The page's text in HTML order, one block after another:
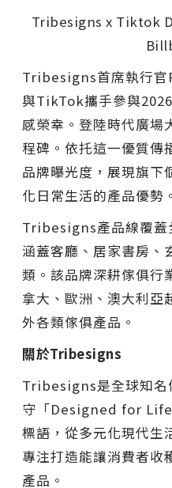
Tribesigns x Tiktok
Tribesigns首席執行官
與TikTok攜手參與
感榮幸。登陸時代廣場
程碑。依托這一優質傳
品牌曝光度，展現旗下
化日常生活的產品優勢。
Tribesigns產品線覆蓋
涵蓋客廳、居家書房、
類。該品牌深耕傢俱行
拿大、歐洲、澳大利亞
外各類傢俱產品。
關於Tribesigns
Tribesigns是全球知名
守 「Designed for Life
標語，從多元化現代生
專注打造能讓消費者收
產品。